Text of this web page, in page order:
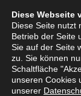
Chemie
Über 200 Spezialchemikalien
Diese Webseite
Diese Seite nutzt
Betrieb der Seite
Sie auf der Seite
zu. Sie können
Schaltfläche
unseren Cookies
unserer